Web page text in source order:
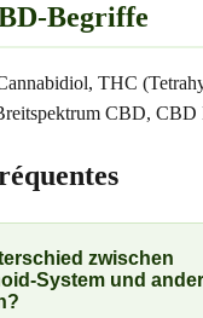
Begriffe
THC
CBD, CBD
zwischen
System und